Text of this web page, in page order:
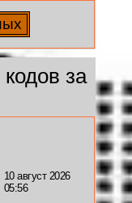
за
10 август 2026
05:56